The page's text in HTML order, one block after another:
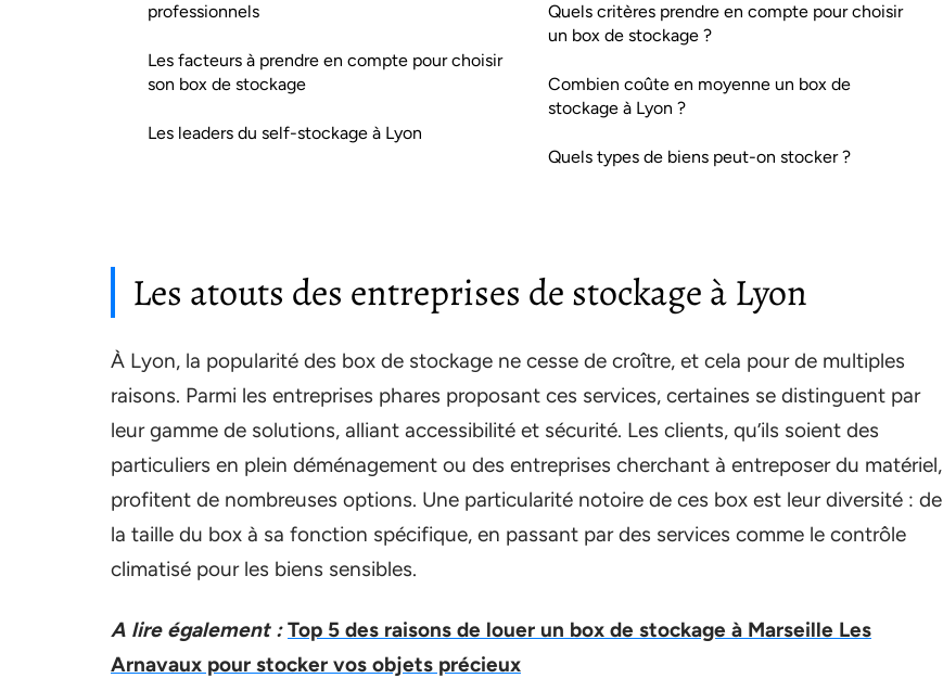
professionnels
Les facteurs à prendre en compte pour choisir
son box de stockage
Les leaders du self-stockage à Lyon
Quels critères prendre en compte pour choisir
un box de stockage ?
Combien coûte en moyenne un box de
stockage à Lyon ?
Quels types de biens peut-on stocker ?
Les atouts des entreprises de stockage à Lyon
À Lyon, la popularité des box de stockage ne cesse de croître, et cela pour de multiples
raisons. Parmi les entreprises phares proposant ces services, certaines se distinguent par
leur gamme de solutions, alliant accessibilité et sécurité. Les clients, qu’ils soient des
particuliers en plein déménagement ou des entreprises cherchant à entreposer du matériel,
profitent de nombreuses options. Une particularité notoire de ces box est leur diversité : de
la taille du box à sa fonction spécifique, en passant par des services comme le contrôle
climatisé pour les biens sensibles.
A lire également : Top 5 des raisons de louer un box de stockage à Marseille Les
Arnavaux pour stocker vos objets précieux